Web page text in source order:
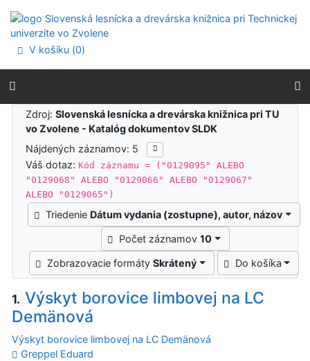
Prejsť na menu
Prehlásenie o webovej prístupnosti
V košíku (0)
Výsledky vyhľadávania
Zdroj:Slovenská lesnícka a drevárska knižnica pri TU
vo Zvolene - Katalóg dokumentov SLDK
Nájdených záznamov: 5
Váš dotaz:Kód záznamu = ("0129095" ALEBO
"0129068" ALEBO "0129066" ALEBO "0129067"
ALEBO "0129065")
Triedenie Dátum vydania (zostupne), autor, názov
Počet záznamov10
Zobrazovacie formátySkrátený Do košíka
1. Výskyt borovice limbovej na LC
Demänová
Výskyt borovice limbovej na LC Demänová
Greppel Eduard